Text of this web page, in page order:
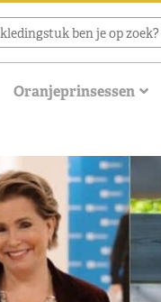
Oranjeprinsessen